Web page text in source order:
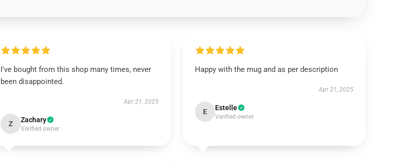
I've bought from this shop many times, never
been disappointed.
Apr 21, 2025
Z Zachary
Verified owner
Happy with the mug and as per description
Apr 21, 2025
E Estelle
Verified owner